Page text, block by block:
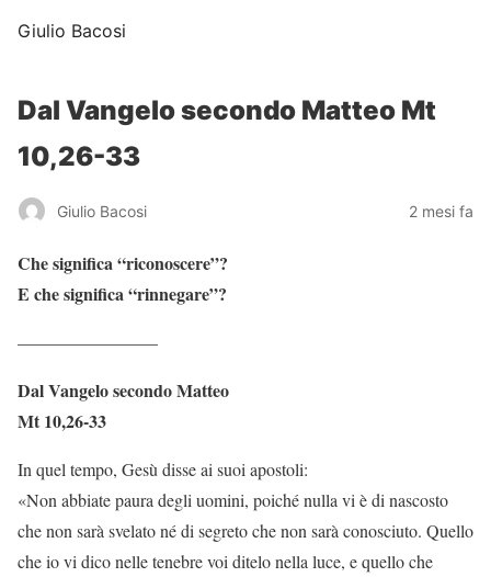
Giulio Bacosi
Dal Vangelo secondo Matteo Mt
10,26-33
Giulio Bacosi 2 mesi fa
Che significa “riconoscere”?
E che significa “rinnegare”?
————————
Dal Vangelo secondo Matteo
Mt 10,26-33
In quel tempo, Gesù disse ai suoi apostoli:
«Non abbiate paura degli uomini, poiché nulla vi è di nascosto
che non sarà svelato né di segreto che non sarà conosciuto. Quello
che io vi dico nelle tenebre voi ditelo nella luce, e quello che